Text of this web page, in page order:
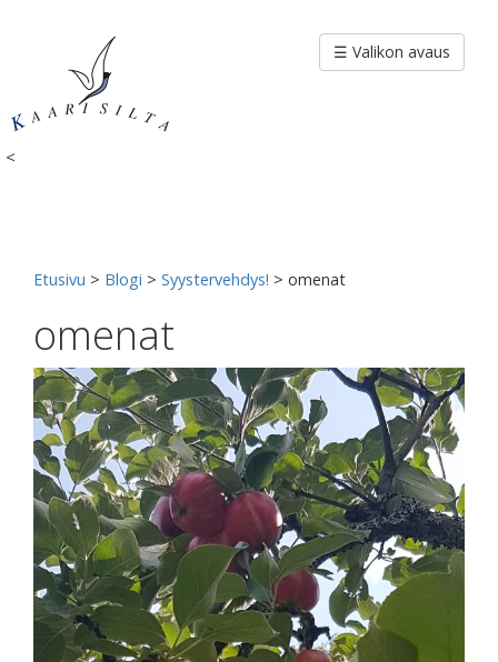
<
☰ Valikon avaus
Etusivu > Blogi > Syystervehdys! > omenat
omenat